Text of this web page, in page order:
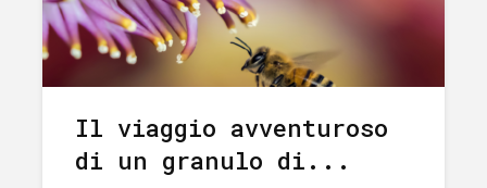
Il viaggio avventuroso
di un granulo di...